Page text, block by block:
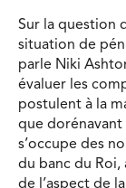
Sur la question
situation de
parle Niki
évaluer les
postulent à la
que dorénavant
s’occupe des
du banc du
de l’aspect de